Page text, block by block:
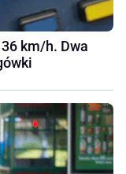
km/h. Dwa